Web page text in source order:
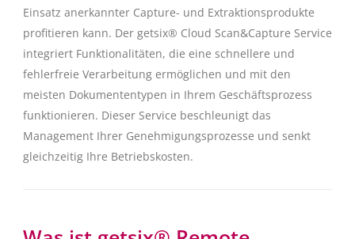
Einsatz anerkannter Capture- und Extraktionsprodukte
profitieren kann. Der getsix® Cloud Scan&Capture Service
integriert Funktionalitäten, die eine schnellere und
fehlerfreie Verarbeitung ermöglichen und mit den
meisten Dokumententypen in Ihrem Geschäftsprozess
funktionieren. Dieser Service beschleunigt das
Management Ihrer Genehmigungsprozesse und senkt
gleichzeitig Ihre Betriebskosten.